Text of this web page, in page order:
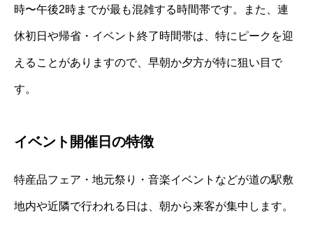
時〜午後2時までが最も混雑する時間帯です。また、連
休初日や帰省・イベント終了時間帯は、特にピークを迎
えることがありますので、早朝か夕方が特に狙い目で
す。
イベント開催日の特徴
特産品フェア・地元祭り・音楽イベントなどが道の駅敷
地内や近隣で行われる日は、朝から来客が集中します。